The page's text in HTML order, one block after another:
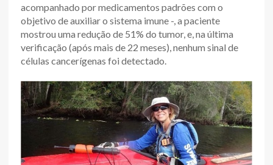
acompanhado por medicamentos padrões com o
objetivo de auxiliar o sistema imune -, a paciente
mostrou uma redução de 51% do tumor, e, na última
verificação (após mais de 22 meses), nenhum sinal de
células cancerígenas foi detectado.